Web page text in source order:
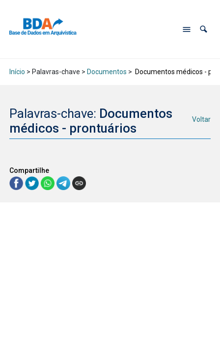
Início > Palavras-chave > Documentos > Documentos médicos -
Palavras-chave: Documentos
médicos - prontuários
Voltar
Compartilhe